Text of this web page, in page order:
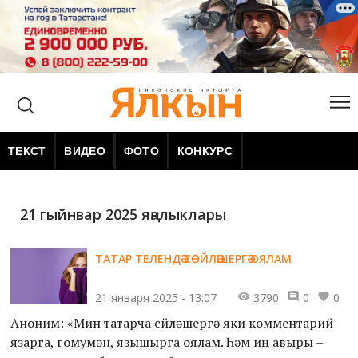
ТЕКСТ ВИДЕО ФОТО КОНКУРС
21 гыйнвар 2025 яңалыклары
ТАТАР ТЕЛЕНДӘ СӨЙЛӘШЕРГӘ ОЯЛАМ
21 января 2025 - 13:07 3790 0 0
Аноним: «Мин татарча сөйләшергә яки комментарий
язарга, гомумән, язышырга оялам. Һәм иң авыры –